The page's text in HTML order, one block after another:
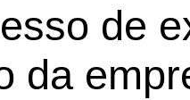
de
da